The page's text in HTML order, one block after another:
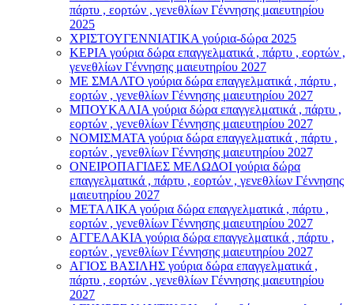
πάρτυ , εορτών , γενεθλίων Γέννησης μαιευτηρίου
2025
ΧΡΙΣΤΟΥΓΕΝΝΙΑΤΙΚΑ γούρια-δώρα 2025
ΚΕΡΙΑ γούρια δώρα επαγγελματικά , πάρτυ , εορτών ,
γενεθλίων Γέννησης μαιευτηρίου 2027
ΜΕ ΣΜΑΛΤΟ γούρια δώρα επαγγελματικά , πάρτυ ,
εορτών , γενεθλίων Γέννησης μαιευτηρίου 2027
ΜΠΟΥΚΑΛΙΑ γούρια δώρα επαγγελματικά , πάρτυ ,
εορτών , γενεθλίων Γέννησης μαιευτηρίου 2027
ΝΟΜΙΣΜΑΤΑ γούρια δώρα επαγγελματικά , πάρτυ ,
εορτών , γενεθλίων Γέννησης μαιευτηρίου 2027
ΟΝΕΙΡΟΠΑΓΙΔΕΣ ΜΕΛΩΔΟΙ γούρια δώρα
επαγγελματικά , πάρτυ , εορτών , γενεθλίων Γέννησης
μαιευτηρίου 2027
ΜΕΤΑΛΙΚΑ γούρια δώρα επαγγελματικά , πάρτυ ,
εορτών , γενεθλίων Γέννησης μαιευτηρίου 2027
ΑΓΓΕΛΑΚΙΑ γούρια δώρα επαγγελματικά , πάρτυ ,
εορτών , γενεθλίων Γέννησης μαιευτηρίου 2027
ΑΓΙΟΣ ΒΑΣΙΛΗΣ γούρια δώρα επαγγελματικά ,
πάρτυ , εορτών , γενεθλίων Γέννησης μαιευτηρίου
2027